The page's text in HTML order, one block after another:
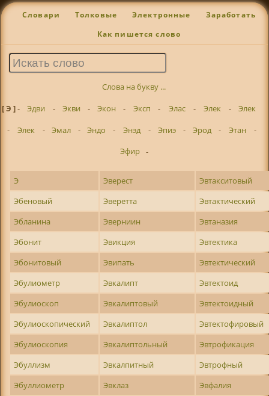
Словари Толковые Электронные Заработать
Как пишется слово
Слова на букву ...
[ Э ]- Эдви - Экви - Экон - Эксп - Элас - Элек -
Элек
-
Элек - Эмал - Эндо - Энэд - Эпиэ - Эрод - Этан
-
Эфир -
Э Эверест
Эвтакситовый
Эбеновый
Эверетта
Эвтактический
Эбланина
Эверниин
Эвтаназия
Эбонит
Эвикция
Эвтектика
Эбонитовый
Эвипать
Эвтектический
Эбулиометр
Эвкалипт
Эвтектоид
Эбулиоскоп
Эвкалиптовый
Эвтектоидный
Эбулиоскопический
Эвкалиптол
Эвтектофировый
Эбулиоскопия
Эвкалиптольный
Эвтрофикация
Эбуллизм
Эвкалпитный
Эвтрофный
Эбуллиометр
Эвклаз
Эвфалия